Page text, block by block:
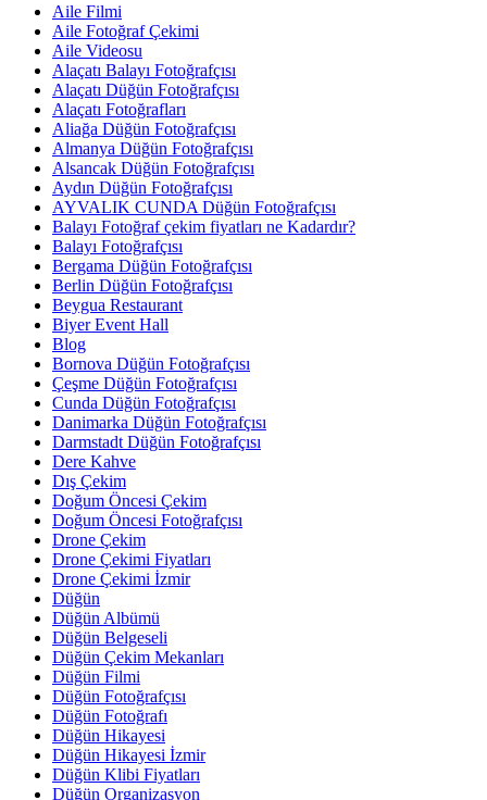
Aile Filmi
Aile Fotoğraf Çekimi
Aile Videosu
Alaçatı Balayı Fotoğrafçısı
Alaçatı Düğün Fotoğrafçısı
Alaçatı Fotoğrafları
Aliağa Düğün Fotoğrafçısı
Almanya Düğün Fotoğrafçısı
Alsancak Düğün Fotoğrafçısı
Aydın Düğün Fotoğrafçısı
AYVALIK CUNDA Düğün Fotoğrafçısı
Balayı Fotoğraf çekim fiyatları ne Kadardır?
Balayı Fotoğrafçısı
Bergama Düğün Fotoğrafçısı
Berlin Düğün Fotoğrafçısı
Beygua Restaurant
Biyer Event Hall
Blog
Bornova Düğün Fotoğrafçısı
Çeşme Düğün Fotoğrafçısı
Cunda Düğün Fotoğrafçısı
Danimarka Düğün Fotoğrafçısı
Darmstadt Düğün Fotoğrafçısı
Dere Kahve
Dış Çekim
Doğum Öncesi Çekim
Doğum Öncesi Fotoğrafçısı
Drone Çekim
Drone Çekimi Fiyatları
Drone Çekimi İzmir
Düğün
Düğün Albümü
Düğün Belgeseli
Düğün Çekim Mekanları
Düğün Filmi
Düğün Fotoğrafçısı
Düğün Fotoğrafı
Düğün Hikayesi
Düğün Hikayesi İzmir
Düğün Klibi Fiyatları
Düğün Organizasyon